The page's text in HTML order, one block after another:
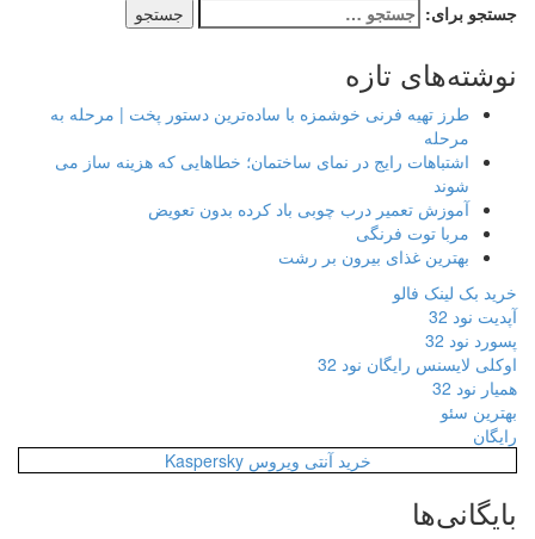
جستجو برای:
نوشته‌های تازه
طرز تهیه فرنی خوشمزه با ساده‌ترین دستور پخت | مرحله به
مرحله
اشتباهات رایج در نمای ساختمان؛ خطاهایی که هزینه ساز می
شوند
آموزش تعمیر درب چوبی باد کرده بدون تعویض
مربا توت فرنگی
بهترین غذای بیرون بر رشت
خرید بک لینک فالو
آپدیت نود 32
پسورد نود 32
اوکلی لایسنس رایگان نود 32
همیار نود 32
بهترین سئو
رایگان
خرید آنتی ویروس Kaspersky
بایگانی‌ها